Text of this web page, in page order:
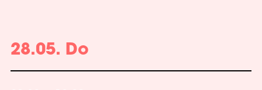
28.05. Do